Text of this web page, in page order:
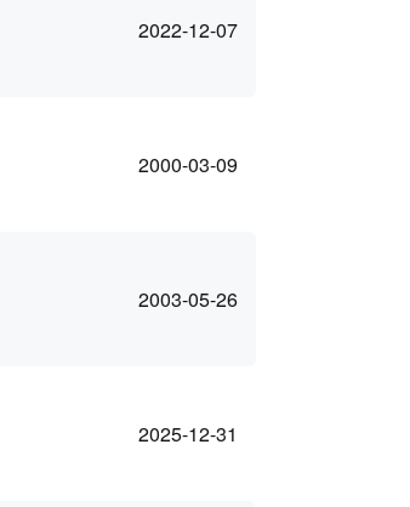
2022-12-07
2000-03-09
2003-05-26
2025-12-31